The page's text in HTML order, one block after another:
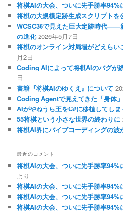
将棋AIの大会、ついに先手勝率94%
将棋の大規模定跡生成スクリプトを
WCSC36で見えた巨大定跡時代――
の進化 2026年5月7日
将棋のオンライン対局場がどえらい
月2日
Coding AIによって将棋AIのバグが
日
書籍『将棋AIのゆくえ』について
Coding Agentで見えてきた「身体
AIがやねうら王をC#に移植してしま
55将棋という小さな世界の終わりに
将棋AI界にバイブコーディングの波
最近のコメント
将棋AIの大会、ついに先手勝率94%
より
将棋AIの大会、ついに先手勝率94%
将棋AIの大会、ついに先手勝率94%
将棋AIの大会、ついに先手勝率94%